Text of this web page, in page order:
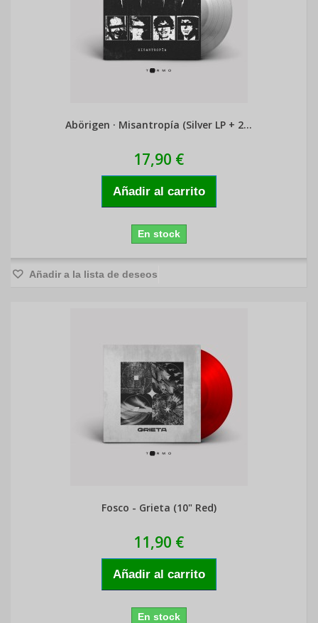
Abörigen · Misantropía (Silver LP + 2...
17,90 €
Añadir al carrito
En stock
Añadir a la lista de deseos
Fosco - Grieta (10" Red)
11,90 €
Añadir al carrito
En stock